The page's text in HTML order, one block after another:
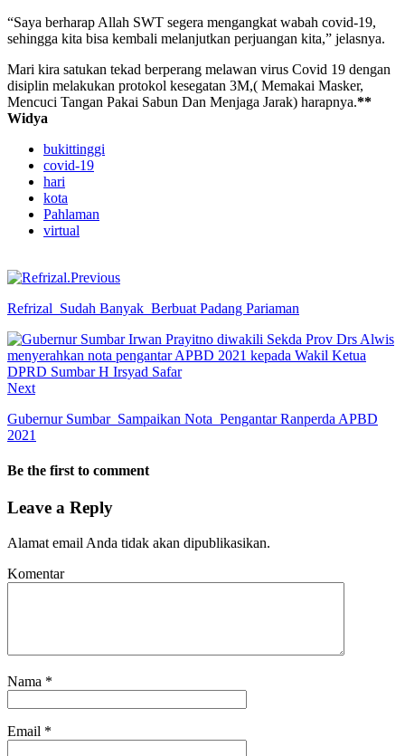
“Saya berharap Allah SWT segera mengangkat wabah covid-19,
sehingga kita bisa kembali melanjutkan perjuangan kita,” jelasnya.
Mari kira satukan tekad berperang melawan virus Covid 19 dengan
disiplin melakukan protokol kesegatan 3M,( Memakai Masker,
Mencuci Tangan Pakai Sabun Dan Menjaga Jarak) harapnya.**
Widya
bukittinggi
covid-19
hari
kota
Pahlaman
virtual
Previous
Refrizal Sudah Banyak Berbuat Padang Pariaman
Next
Gubernur Sumbar Sampaikan Nota Pengantar Ranperda APBD
2021
Be the first to comment
Leave a Reply
Alamat email Anda tidak akan dipublikasikan.
Komentar
Nama *
Email *